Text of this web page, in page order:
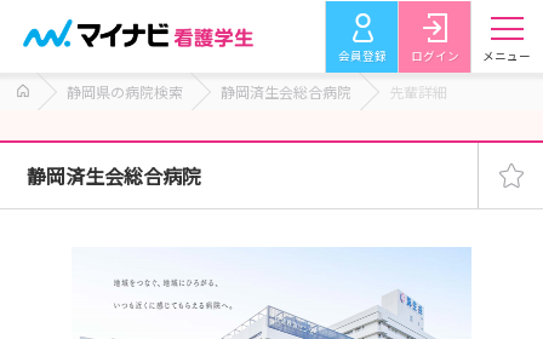
会員登録 ログイン メニュー
静岡県の病院検索 静岡済生会総合病院 先輩詳細
静岡済生会総合病院